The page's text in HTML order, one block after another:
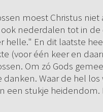
moest Christus
nederdalen tot in
helle." En dit laatste
(voor één keer en
Om zó Gods
Waar de hel
een stukje